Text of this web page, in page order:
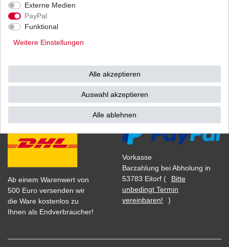
Ab einem Warenwert von
500 Euro versenden wir
die Ware kostenlos zu
Ihnen als Endverbraucher!
Bezahlarten
Vorkasse
Barzahlung bei Abholung in
53783 Eitorf (
Bitte
unbedingt Termin
vereinbaren!
)
Externe Medien
PayPal
Funktional
Weitere Einstellungen
Alle akzeptieren
Auswahl akzeptieren
Alle ablehnen